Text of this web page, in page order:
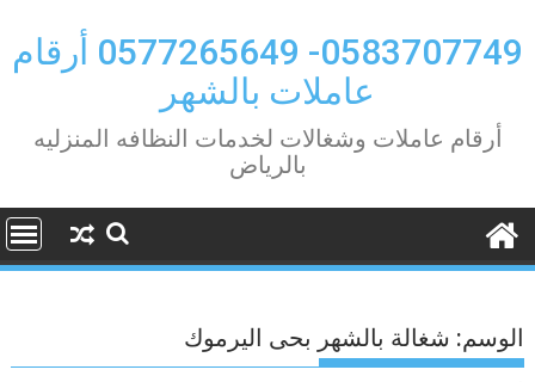
to
content
0583707749- 0577265649 أرقام
عاملات بالشهر
أرقام عاملات وشغالات لخدمات النظافه المنزليه
بالرياض
الوسم: شغالة بالشهر بحى اليرموك